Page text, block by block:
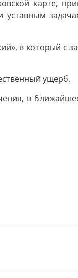
карте,
в который с
ущерб.
в